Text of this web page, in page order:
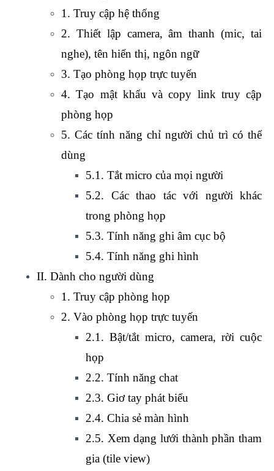
1. Truy cập hệ thống
2. Thiết lập camera, âm thanh (mic, tai
nghe), tên hiển thị, ngôn ngữ
3. Tạo phòng họp trực tuyến
4. Tạo mật khẩu và copy link truy cập
phòng họp
5. Các tính năng chỉ người chủ trì có thể
dùng
5.1. Tắt micro của mọi người
5.2. Các thao tác với người khác
trong phòng họp
5.3. Tính năng ghi âm cục bộ
5.4. Tính năng ghi hình
II. Dành cho người dùng
1. Truy cập phòng họp
2. Vào phòng họp trực tuyến
2.1. Bật/tắt micro, camera, rời cuộc
họp
2.2. Tính năng chat
2.3. Giơ tay phát biểu
2.4. Chia sẻ màn hình
2.5. Xem dạng lưới thành phần tham
gia (tile view)